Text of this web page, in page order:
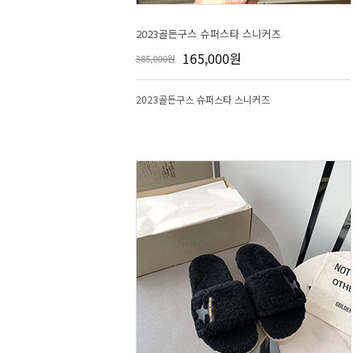
2023골든구스 슈퍼스타 스니커즈
385,000원 165,000원
2023골든구스 슈퍼스타 스니커즈